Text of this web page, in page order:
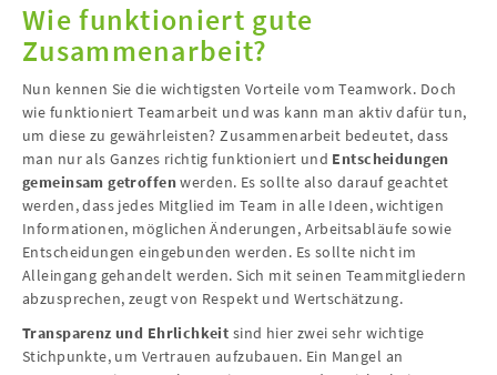
Wie funktioniert gute
Zusammenarbeit?
Nun kennen Sie die wichtigsten Vorteile vom Teamwork. Doch
wie funktioniert Teamarbeit und was kann man aktiv dafür tun,
um diese zu gewährleisten? Zusammenarbeit bedeutet, dass
man nur als Ganzes richtig funktioniert und Entscheidungen
gemeinsam getroffenwerden. Es sollte also darauf geachtet
werden, dass jedes Mitglied im Team in alle Ideen, wichtigen
Informationen, möglichen Änderungen, Arbeitsabläufe sowie
Entscheidungen eingebunden werden. Es sollte nicht im
Alleingang gehandelt werden. Sich mit seinen Teammitgliedern
abzusprechen, zeugt von Respekt und Wertschätzung.
Transparenz und Ehrlichkeit sind hier zwei sehr wichtige
Stichpunkte, um Vertrauen aufzubauen. Ein Mangel an